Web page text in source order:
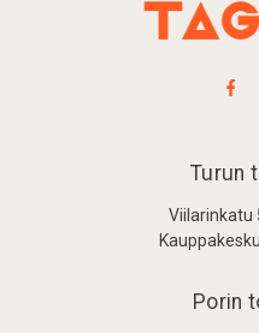
Turun
Viilarinkatu
Porin